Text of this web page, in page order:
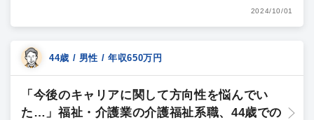
2024/10/01
44歳 / 男性 / 年収650万円
「今後のキャリアに関して方向性を悩んでい
た…」福祉・介護業の介護福祉系職、44歳での